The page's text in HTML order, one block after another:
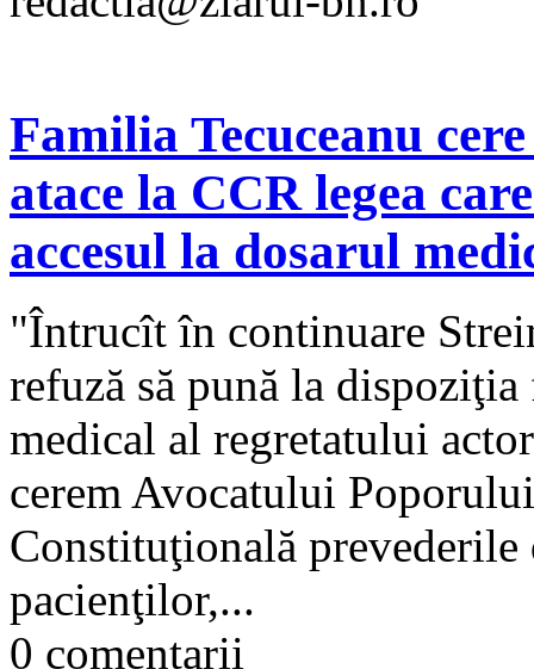
Familia Tecuceanu
atace la CCR legea
accesul la dosarul
"Întrucît în continuare
refuză să pună la
medical al regretatului
cerem Avocatului
Constituţională
pacienţilor,...
0 comentarii